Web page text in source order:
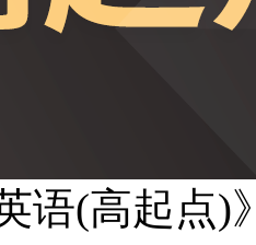
语(高起点)